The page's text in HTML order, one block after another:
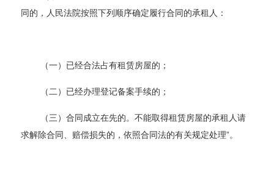
同的，人民法院按照下列顺序确定履行合同的承租人：
（一）已经合法占有租赁房屋的；
（二）已经办理登记备案手续的；
（三）合同成立在先的。不能取得租赁房屋的承租人请
求解除合同、赔偿损失的，依照合同法的有关规定处理”。